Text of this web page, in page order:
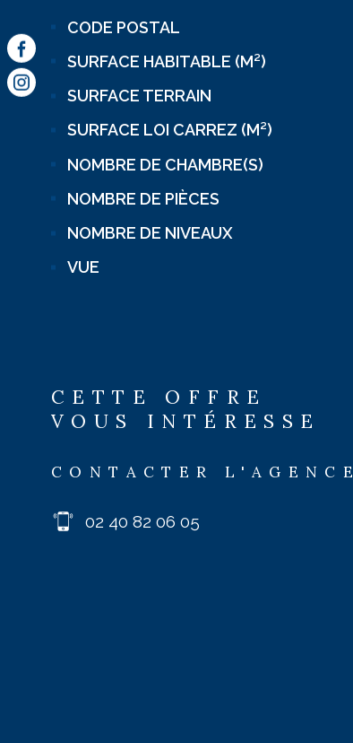
Caractérisque Valeurs
CODE POSTAL
SURFACE HABITABLE (M²)
SURFACE TERRAIN
SURFACE LOI CARREZ (M²)
NOMBRE DE CHAMBRE(S)
NOMBRE DE PIÈCES
NOMBRE DE NIVEAUX
VUE
CETTE OFFRE
VOUS INTÉRESSE
CONTACTER L'AGENCE
02 40 82 06 05